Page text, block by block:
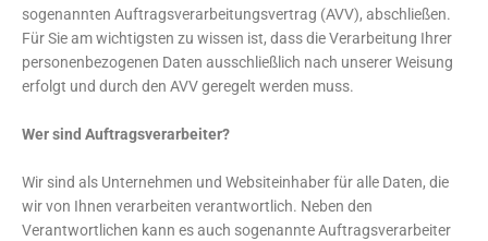
sogenannten Auftragsverarbeitungsvertrag (AVV), abschließen.
Für Sie am wichtigsten zu wissen ist, dass die Verarbeitung Ihrer
personenbezogenen Daten ausschließlich nach unserer Weisung
erfolgt und durch den AVV geregelt werden muss.
Wer sind Auftragsverarbeiter?
Wir sind als Unternehmen und Websiteinhaber für alle Daten, die
wir von Ihnen verarbeiten verantwortlich. Neben den
Verantwortlichen kann es auch sogenannte Auftragsverarbeiter